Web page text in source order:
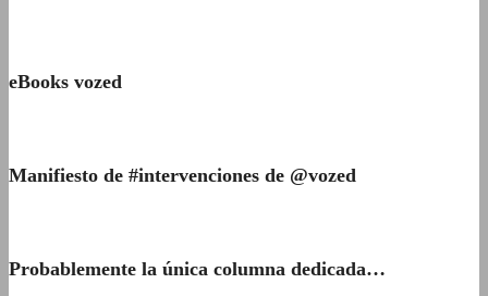
eBooks vozed
Manifiesto de #intervenciones de @vozed
Probablemente la única columna dedicada…